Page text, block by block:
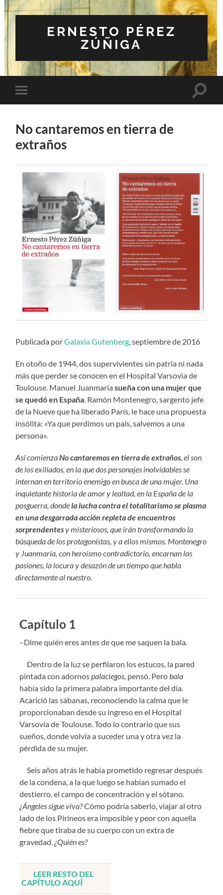
ERNESTO PÉREZ
ZÚÑIGA
Alternar
el
No cantaremos en tierra de
extraños
Publicada porGalaxia Gutenberg , septiembre de 2016
En otoño de 1944, dos supervivientes sin patria ni nada
más que perder se conocen en el Hospital Varsovia de
Toulouse. Manuel Juanmaríasueña con una mujer que
se quedó en España . Ramón Montenegro, sargento jefe
de la Nueve que ha liberado París, le hace una propuesta
insólita: «Ya que perdimos un país, salvemos a una
persona».
Así comienza No cantaremos en tierra de extraños , el son
de los exiliados, en la que dos personajes inolvidables se
internan en territorio enemigo en busca de una mujer. Una
inquietante historia de amor y lealtad, en la España de la
posguerra, dondela lucha contra el totalitarismo se plasma
en una desgarrada acción repleta de encuentros
sorprendentesy misteriosos, que irán transformando la
búsqueda de los protagonistas, y a ellos mismos. Montenegro
y Juanmaría, con heroísmo contradictorio, encarnan las
pasiones, la locura y desazón de un tiempo que habla
directamente al nuestro.
Capítulo 1
–Dimequién eres antes de que me saquen la bala.
Dentro de la luz se perfilaron los estucos, la pared
pintada con adornos palaciegos, pensó. Pero bala
había sido la primera palabra importante del día.
Acarició las sábanas, reconociendo la calma que le
proporcionaban desde su ingreso en el Hospital
Varsovia de Toulouse Todo lo contrario que sus
sueños, donde volvía a suceder una y otra vez la
pérdida de su mujer.
Seis años atrás le había prometido regresar después
de la condena, a la que luego se habían sumado el
destierro, el campo de concentración y el sótano.
¿Ángeles sigue viva?Cómo podría saberlo, viajar al otro
lado de los Pirineos era imposible y peor con aquella
fiebre que tiraba de su cuerpo con un extra de
gravedad. ¿Quién es?
LEER RESTO DEL
CAPÍTULO AQUÍ